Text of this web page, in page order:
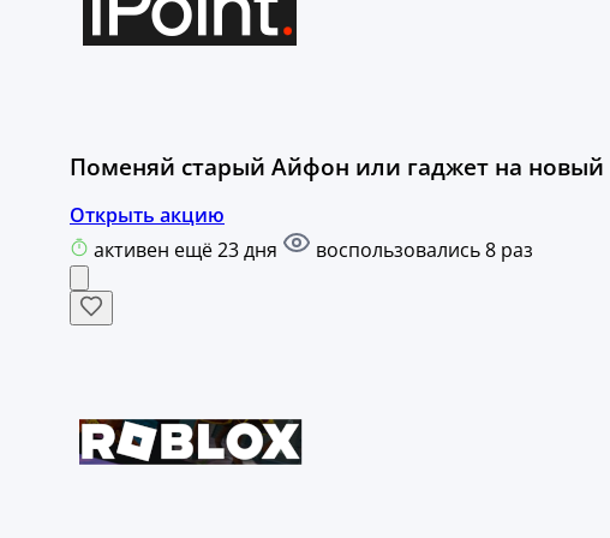
Поменяй старый Айфон или гаджет на новый
Открыть акцию
активен ещё 23 дня
воспользовались 8 раз